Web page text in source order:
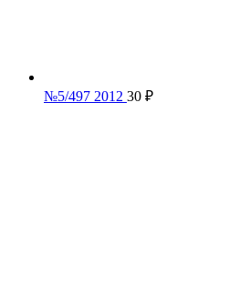
№5/497 2012 30 ₽